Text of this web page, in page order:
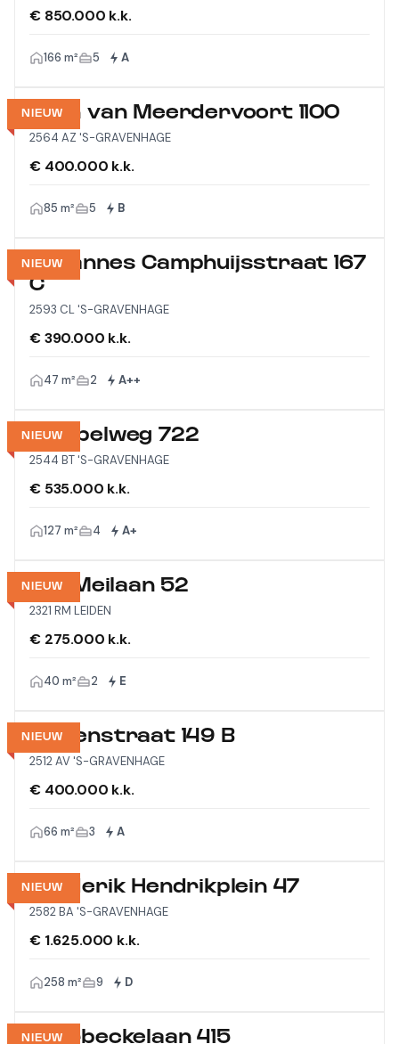
€ 850.000 k.k.
166 m² 5 A
NIEUW
Laan van Meerdervoort 1100
2564 AZ 'S-GRAVENHAGE
€ 400.000 k.k.
85 m² 5 B
NIEUW
Johannes Camphuijsstraat 167
C
2593 CL 'S-GRAVENHAGE
€ 390.000 k.k.
47 m² 2 A++
NIEUW
Meppelweg 722
2544 BT 'S-GRAVENHAGE
€ 535.000 k.k.
127 m² 4 A+
NIEUW
Vijf Meilaan 52
2321 RM LEIDEN
€ 275.000 k.k.
40 m² 2 E
NIEUW
Wagenstraat 149 B
2512 AV 'S-GRAVENHAGE
€ 400.000 k.k.
66 m² 3 A
NIEUW
Frederik Hendrikplein 47
2582 BA 'S-GRAVENHAGE
€ 1.625.000 k.k.
258 m² 9 D
NIEUW
Thorbeckelaan 415